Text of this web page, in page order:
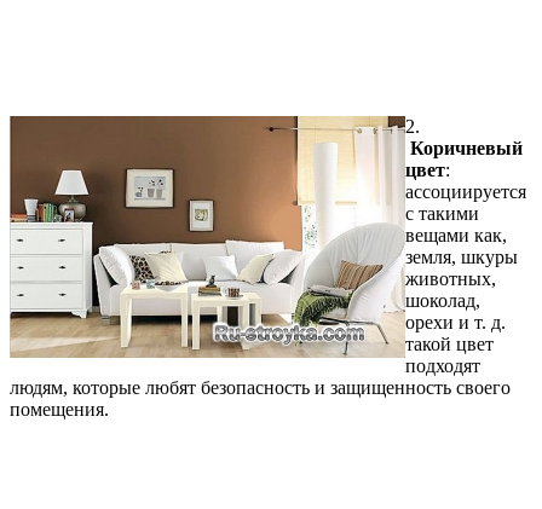
2.
Коричневый
цвет:
ассоциируется
с такими
вещами как,
земля, шкуры
животных,
шоколад,
орехи и т. д.
такой цвет
подходят
людям, которые любят безопасность и защищенность своего
помещения.